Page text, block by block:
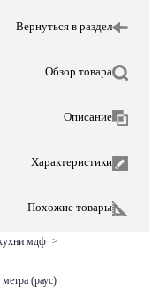
Вернуться в раздел
Обзор товара
Описание
Характеристики
Похожие товары
мдф >
метра (раус)